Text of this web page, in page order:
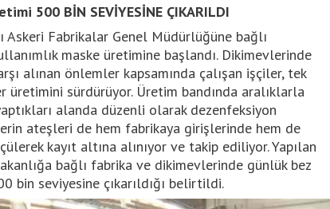
500 BİN SEVİYESİNE ÇIKARILDI
Askeri Fabrikalar Genel Müdürlüğüne bağlı
maske üretimine başlandı. Dikimevlerinde
alınan önlemler kapsamında çalışan işçiler, tek
üretimini sürdürüyor. Üretim bandında aralıklarla
alanda düzenli olarak dezenfeksiyon
ateşleri de hem fabrikaya girişlerinde hem de
kayıt altına alınıyor ve takip ediliyor. Yapılan
bağlı fabrika ve dikimevlerinde günlük bez
bin seviyesine çıkarıldığı belirtildi.